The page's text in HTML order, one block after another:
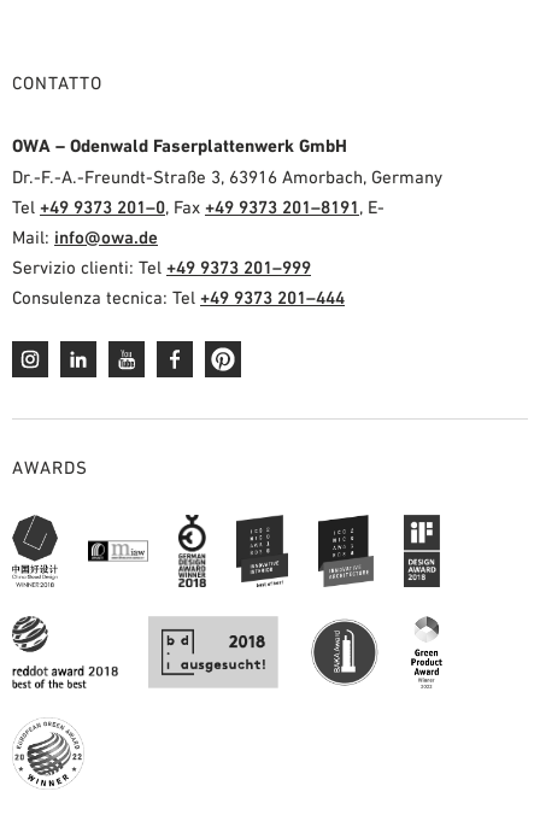
CONTATTO
OWA – Odenwald Faserplattenwerk GmbH
Dr.-F.-A.-Freundt-Straße 3, 63916 Amorbach, Germany
Tel +49 9373 201–0, Fax +49 9373 201–8191, E-
Mail: info@owa.de
Servizio clienti: Tel +49 9373 201–999
Consulenza tecnica: Tel +49 9373 201–444
AWARDS